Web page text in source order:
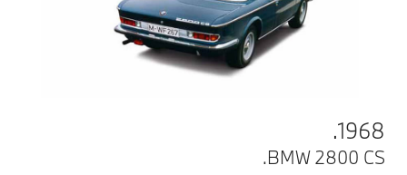
1968.
BMW 2800 CS.